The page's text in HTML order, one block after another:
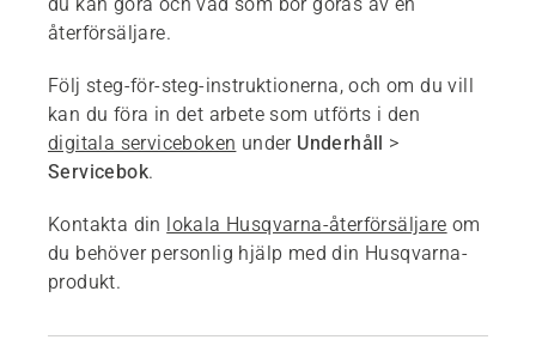
återförsäljare.
Följ steg-för-steg-instruktionerna, och om du vill
kan du föra in det arbete som utförts i den
digitala serviceboken under Underhåll >
Servicebok.
Kontakta din lokala Husqvarna-återförsäljare om
du behöver personlig hjälp med din Husqvarna-
produkt.